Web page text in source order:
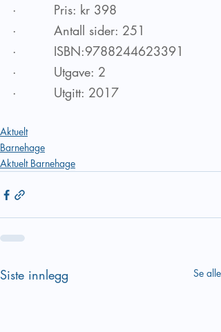
·         Pris: kr 398
·         Antall sider: 251
·         ISBN:9788244623391
·         Utgave: 2
·         Utgitt: 2017
Aktuelt
Barnehage
Aktuelt Barnehage
Siste innlegg Se alle